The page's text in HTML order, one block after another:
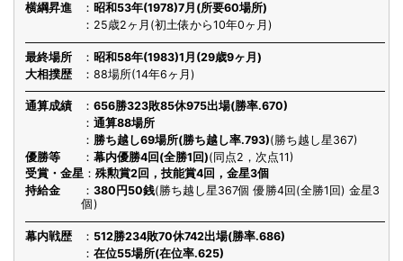
横綱昇進
昭和53年(1978)7月(所要60場所)
25歳2ヶ月(初土俵から10年0ヶ月)
最終場所
昭和58年(1983)1月(29歳9ヶ月)
大相撲歴
88場所(14年6ヶ月)
通算成績
656勝323敗85休975出場(勝率.670)
通算88場所
勝ち越し69場所(勝ち越し率.793)(勝ち越し星367)
優勝等
幕内優勝4回(全勝1回)(同点2，次点11)
受賞・金星
殊勲賞2回，技能賞4回，金星3個
持給金
380円50銭(勝ち越し星367個 優勝4回(全勝1回) 金星3
個)
幕内戦歴
512勝234敗70休742出場(勝率.686)
在位55場所(在位率.625)